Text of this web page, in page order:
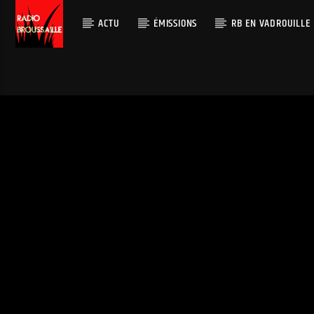
ACTU ÉMISSIONS RB EN VADROUILLE